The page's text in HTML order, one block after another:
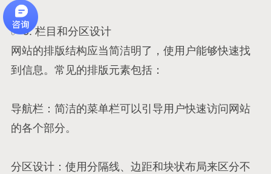
✅ 3. 栏目和分区设计
网站的排版结构应当简洁明了，使用户能够快速找
到信息。常见的排版元素包括：
导航栏：简洁的菜单栏可以引导用户快速访问网站
的各个部分。
分区设计：使用分隔线、边距和块状布局来区分不